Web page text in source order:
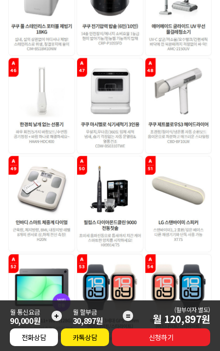
월 통신요금
90,000원 + 월 할부금
30,897원 = (할부이자 별도)
월 120,897원
전화상담 카톡상담 신청하기